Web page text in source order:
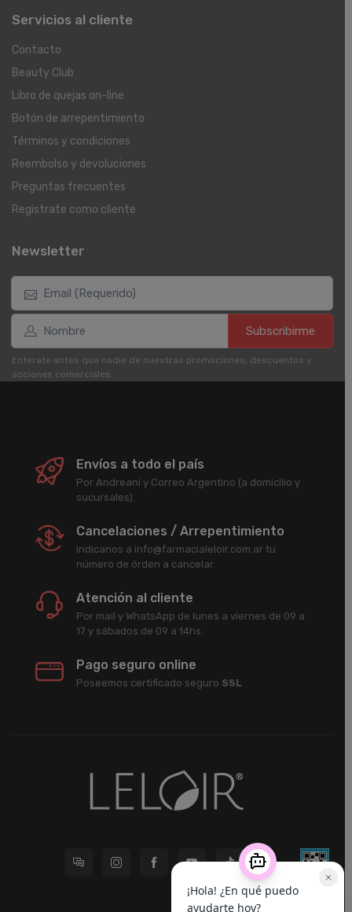
Servicios al cliente
Contacto
Beauty Club
Libro de quejas on-line
Botón de arrepentimiento
Términos y condiciones
Reembolso y devoluciones
Preguntas frecuentes
Registrate como cliente
Newsletter
Subscribirme
Enterate antes que nadie de nuestras promociones, descuentos y
acciones comerciales.
Envíos a todo el país
Por Andreani y Correo Argentino (a domicilio y
sucursales).
Cancelaciones / Arrepentimiento
Indicanos a info@farmacialeloir.com.ar tu
número de órden a cancelar.
Atención al cliente
Por mail y WhatsApp de lunes a viernes de 09 a
17 y sábados de 09 a 14hs.
Pago seguro online
Poseemos certificado seguro SSL